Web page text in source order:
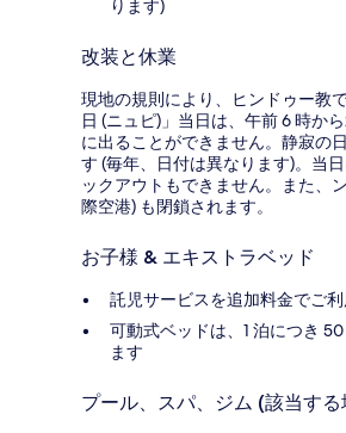
ります)
改装と休業
現地の規則により、ヒンドゥー教
日 (ニュピ)」当日は、午前 6 時か
に出ることができません。静寂の
す (毎年、日付は異なります)。当
ックアウトもできません。また、
際空港) も閉鎖されます。
お子様 & エキストラベッド
託児サービスを追加料金でご
可動式ベッドは、1 泊につき
ます
プール、スパ、ジム (該当する